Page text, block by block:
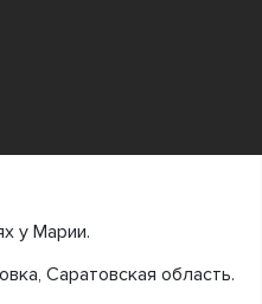
у Марии.
Саратовская область.